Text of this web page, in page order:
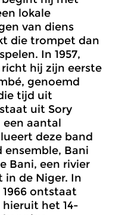
lokale
van diens
die trompet dan
In 1957,
hij zijn eerste
genoemd
tijd uit
uit Sory
aantal
deze band
ensemble, Bani
Bani, een rivier
de Niger. In
1966 ontstaat
hieruit het 14-